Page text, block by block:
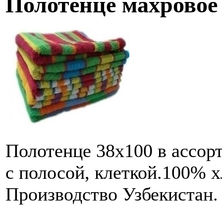
Полотенце 38х100 в
с полосой, клеткой.100%
Производство